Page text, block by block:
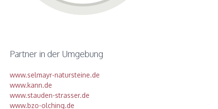
Partner in der Umgebung
www.selmayr-natursteine.de
www.kann.de
www.stauden-strasser.de
www.bzo-olching.de